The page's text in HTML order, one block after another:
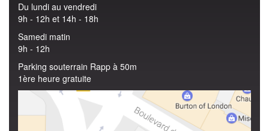
Du lundi au vendredi
9h - 12h et 14h - 18h
Samedi matin
9h - 12h
Parking souterrain Rapp à 50m
1ère heure gratuite